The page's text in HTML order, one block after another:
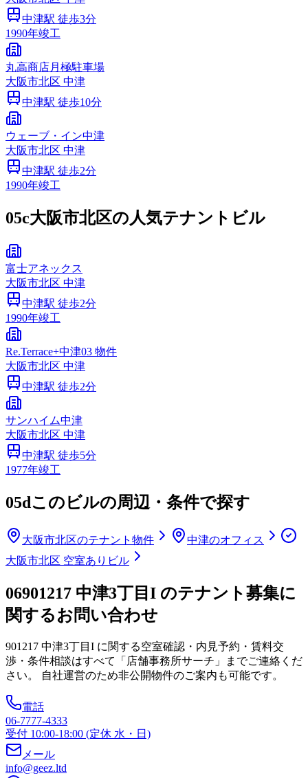
中津駅 徒歩3分
1990年竣工
丸高商店月極駐車場
大阪市北区 中津
中津駅 徒歩10分
ウェーブ・イン中津
大阪市北区 中津
中津駅 徒歩2分
1990年竣工
05c大阪市北区の人気テナントビル
富士アネックス
大阪市北区 中津
中津駅 徒歩2分
1990年竣工
Re.Terrace+中津03 物件
大阪市北区 中津
中津駅 徒歩2分
サンハイム中津
大阪市北区 中津
中津駅 徒歩5分
1977年竣工
05dこのビルの周辺・条件で探す
大阪市北区のテナント物件
中津のオフィス
大阪市北区 空室ありビル
06901217 中津3丁目I のテナント募集に
関するお問い合わせ
901217 中津3丁目I に関する空室確認・内見予約・賃料交
渉・条件相談はすべて「店舗事務所サーチ」までご連絡くだ
さい。 自社運営のため非公開物件のご案内も可能です。
電話
06-7777-4333
受付 10:00-18:00 (定休 水・日)
メール
info@geez.ltd